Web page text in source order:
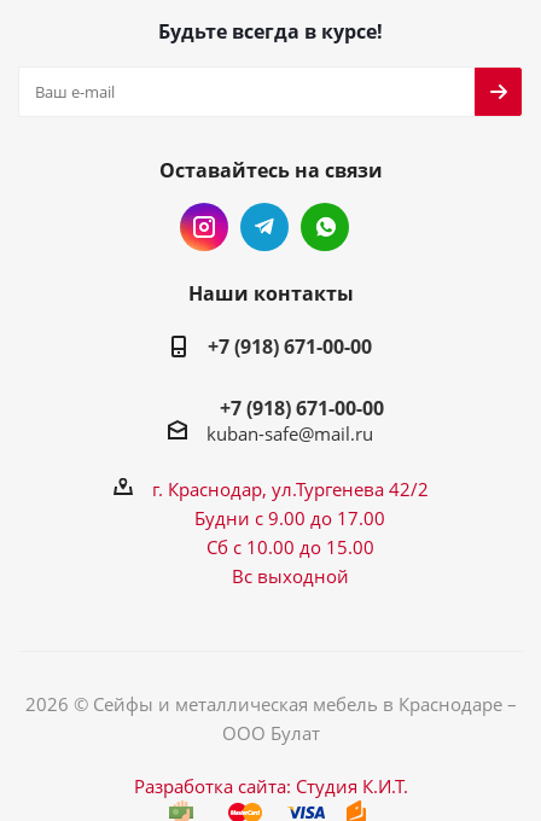
Будьте всегда в курсе!
Оставайтесь на связи
Наши контакты
+7 (918) 671-00-00
+7 (918) 671-00-00
kuban-safe@mail.ru
г. Краснодар, ул.Тургенева 42/2
Будни с 9.00 до 17.00
Сб с 10.00 до 15.00
Вс выходной
2026 © Сейфы и металлическая мебель в Краснодаре –
ООО Булат
Разработка сайта: Студия К.И.Т.